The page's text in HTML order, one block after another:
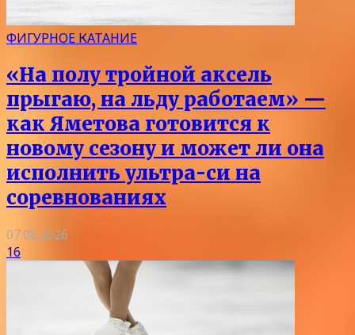
ФИГУРНОЕ КАТАНИЕ
«На полу тройной аксель
прыгаю, на льду работаем» —
как Яметова готовится к
новому сезону и может ли она
исполнить ультра-си на
соревнованиях
07.08.2026
16